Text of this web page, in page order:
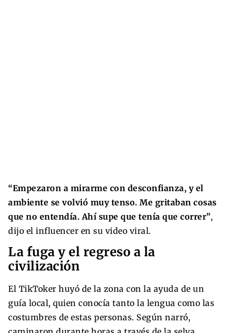
“Empezaron a mirarme con desconfianza, y el
ambiente se volvió muy tenso. Me gritaban cosas
que no entendía. Ahí supe que tenía que correr”,
dijo el influencer en su video viral.
La fuga y el regreso a la
civilización
El TikToker huyó de la zona con la ayuda de un
guía local, quien conocía tanto la lengua como las
costumbres de estas personas. Según narró,